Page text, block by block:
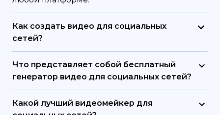
Как создать видео для социальных
сетей?
Чтобы создать видео для социальных сетей,
начните с определения цели и аудитории.
Выберите инструмент для создания видео,
добавьте текст, визуальные эффекты и музыку,
чтобы они соответствовали вашему посылу.
Что представляет собой бесплатный
генератор видео для социальных сетей?
Бесплатный генератор видео для социальных
сетей - это инструмент, предназначенный для
Какой лучший видеомейкер для